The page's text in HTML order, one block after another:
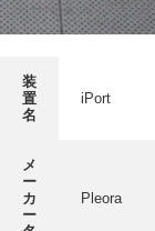
採用情報
環境への取り組み
装
置
名
iPort
メ
ー
カ
ー
Pleora